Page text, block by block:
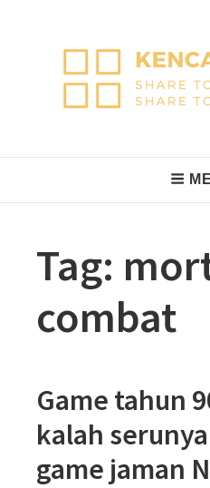
Navigation
Tag:
combat
Game tahun
kalah
game jaman